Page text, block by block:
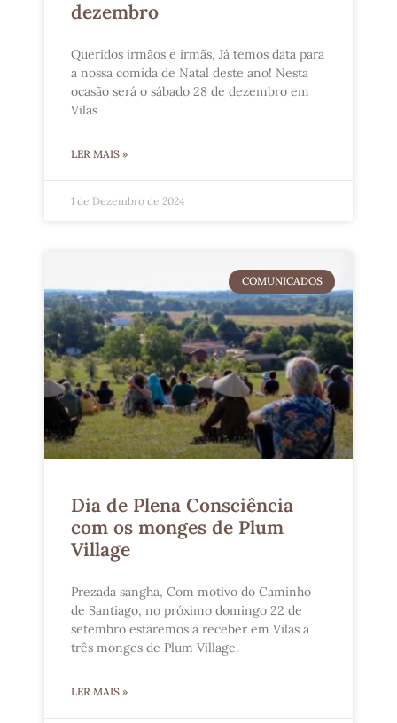
dezembro
Queridos irmãos e irmãs, Já temos data para
a nossa comida de Natal deste ano! Nesta
ocasão será o sábado 28 de dezembro em
Vilas
LER MAIS »
1 de Dezembro de 2024
COMUNICADOS
Dia de Plena Consciência
com os monges de Plum
Village
Prezada sangha, Com motivo do Caminho
de Santiago, no próximo domingo 22 de
setembro estaremos a receber em Vilas a
três monges de Plum Village.
LER MAIS »